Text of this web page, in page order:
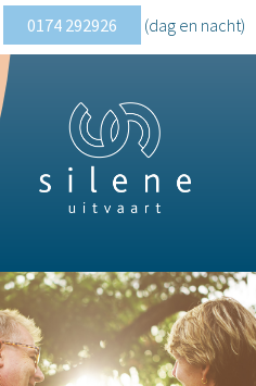
0174 292926 (dag en nacht)